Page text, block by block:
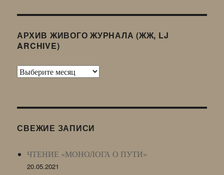
АРХИВ ЖИВОГО ЖУРНАЛА (ЖЖ, LJ
ARCHIVE)
Архив
LJ
СВЕЖИЕ ЗАПИСИ
ЧТЕНИЕ «МОНОЛОГА О ПУТИ»
20.05.2021